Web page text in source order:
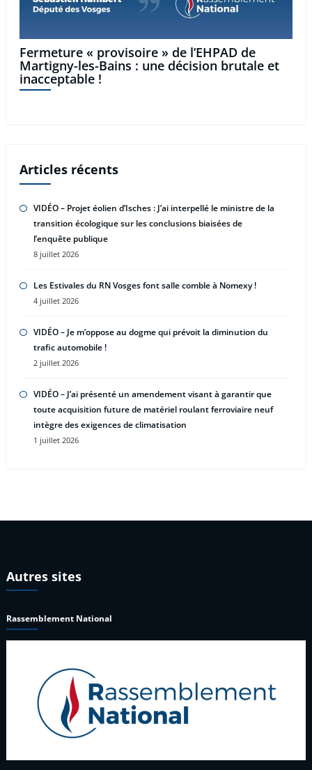
Fermeture « provisoire » de l’EHPAD de
Martigny-les-Bains : une décision brutale et
inacceptable !
Articles récents
VIDÉO – Projet éolien d’Isches : J’ai interpellé le ministre de la
transition écologique sur les conclusions biaisées de
l’enquête publique
8 juillet 2026
Les Estivales du RN Vosges font salle comble à Nomexy !
4 juillet 2026
VIDÉO – Je m’oppose au dogme qui prévoit la diminution du
trafic automobile !
2 juillet 2026
VIDÉO – J’ai présenté un amendement visant à garantir que
toute acquisition future de matériel roulant ferroviaire neuf
intègre des exigences de climatisation
1 juillet 2026
Autres sites
Rassemblement National